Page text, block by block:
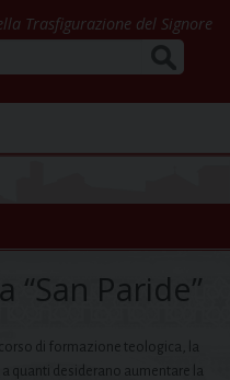
Trasfigurazione del Signore
“San Paride”
di formazione teologica, la
a quanti desiderano aumentare la